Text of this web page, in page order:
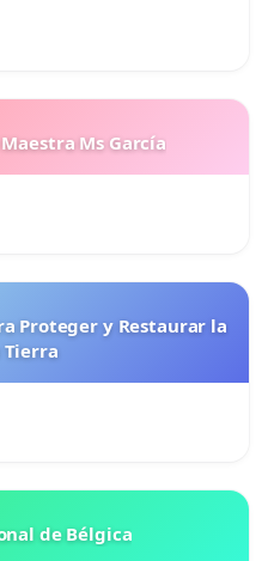
Ms García
Proteger y Restaurar la
Tierra
de Bélgica